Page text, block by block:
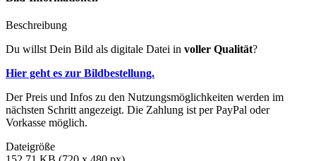
Beschreibung
Du willst Dein Bild als digitale Datei in voller Qualität?
Hier geht es zur Bildbestellung.
Der Preis und Infos zu den Nutzungsmöglichkeiten werden im
nächsten Schritt angezeigt. Die Zahlung ist per PayPal oder
Vorkasse möglich.
Dateigröße